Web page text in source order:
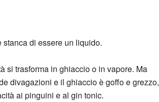
stanca di essere un liquido.
si trasforma in ghiaccio o in vapore. Ma
divagazioni e il ghiaccio è goffo e grezzo,
ai pinguini e al gin tonic.